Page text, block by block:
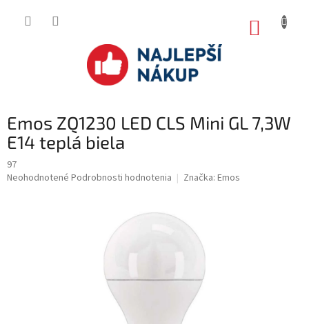
Emos ZQ1230 LED CLS Mini GL 7,3W
E14 teplá biela
97
Priemerné
Neohodnotené Podrobnosti hodnotenia Značka: Emos